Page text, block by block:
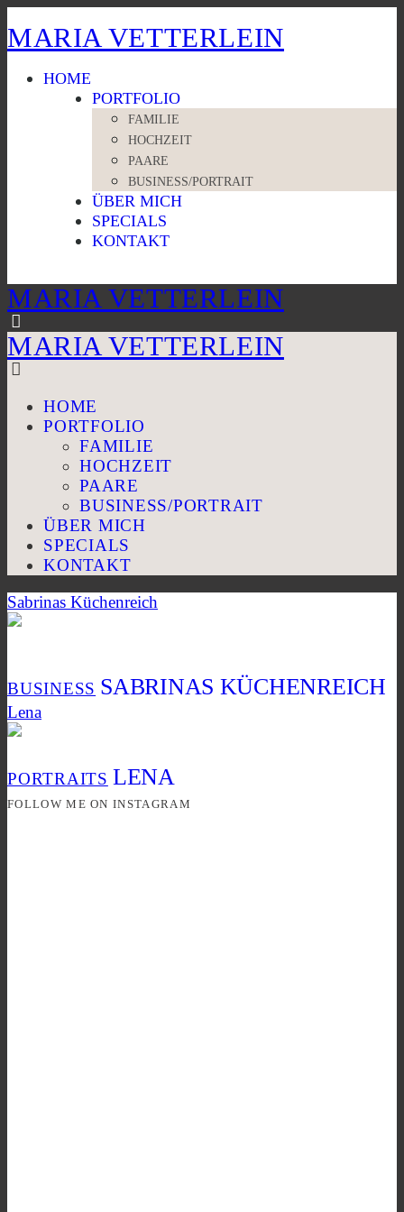
MARIA VETTERLEIN
HOME
PORTFOLIO
FAMILIE
HOCHZEIT
PAARE
BUSINESS/PORTRAIT
ÜBER MICH
SPECIALS
KONTAKT
MARIA VETTERLEIN
MARIA VETTERLEIN
HOME
PORTFOLIO
FAMILIE
HOCHZEIT
PAARE
BUSINESS/PORTRAIT
ÜBER MICH
SPECIALS
KONTAKT
Sabrinas Küchenreich
BUSINESS SABRINAS KÜCHENREICH
Lena
PORTRAITS LENA
FOLLOW ME ON INSTAGRAM